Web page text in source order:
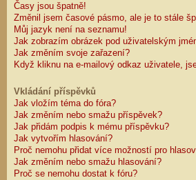
Časy jsou špatně!
Změnil jsem časové pásmo, ale je to stále
Můj jazyk není na seznamu!
Jak zobrazím obrázek pod uživatelským
Jak změním svoje zařazení?
Když kliknu na e-mailový odkaz uživatele,
Vkládání příspěvků
Jak vložím téma do fóra?
Jak změním nebo smažu příspěvek?
Jak přidám podpis k mému příspěvku?
Jak vytvořím hlasování?
Proč nemohu přidat více možností pro
Jak změním nebo smažu hlasování?
Proč se nemohu dostat k fóru?